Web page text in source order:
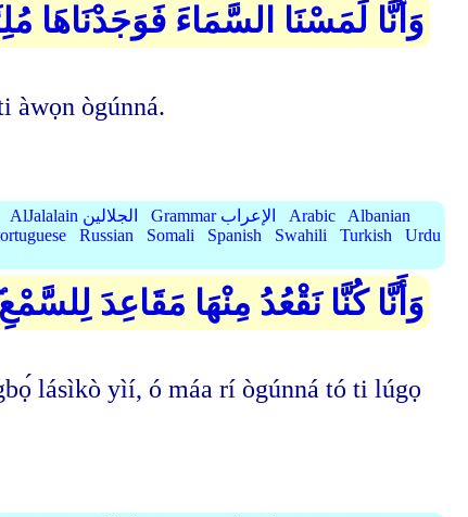
وَأَنَّا لَمَسْنَا السَّمَاءَ فَوَجَدْنَاهَا
àwọn ògúnná.
AlJalalain الجلالين Grammar الإعراب Arabic
Albanian
Russian Somali Spanish Swahili Turkish
Urdu
وَأَنَّا كُنَّا نَقْعُدُ مِنْهَا مَقَاعِدَ
lásìkò yìí, ó máa rí ògúnná tó ti lúgọ